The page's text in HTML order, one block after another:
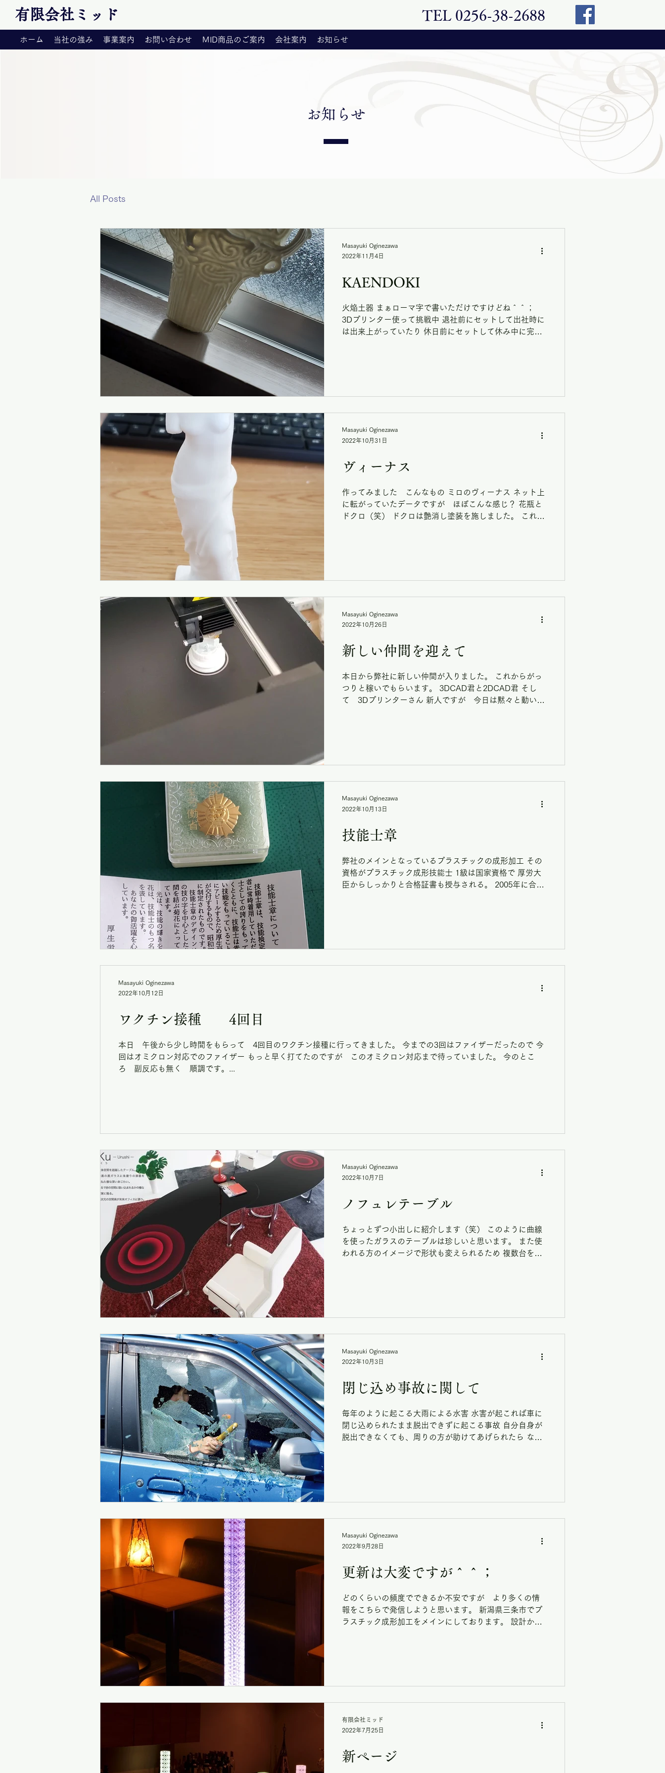
有限会社ミッド TEL 0256-38-2688
ホーム 当社の強み 事業案内 お問い合わせ ＭID商品のご案内 会社案内 お知らせ
お知らせ
All Posts
KAENDOKI
火焔土器 まぁローマ字で書いただけですけどね＾＾；
3Dプリンター使って挑戦中 退社前にセットして出社時に
は出来上がっていたり 休日前にセットして休み中に完成
Masayuki Oginezawa
2022年11月4日
ヴィーナス
作ってみました こんなもの ミロのヴィーナス ネット上
に転がっていたデータですが ほぼこんな感じ？ 花瓶と
ドクロ（笑） ドクロは艶消し塗装を施しました。 これか
Masayuki Oginezawa
2022年10月31日
新しい仲間を迎えて
本日から弊社に新しい仲間が入りました。 これからがっ
つりと稼いでもらいます。 3DCAD君と2DCAD君 そし
て 3Dプリンターさん 新人ですが 今日は黙々と動いて
Masayuki Oginezawa
2022年10月26日
技能士章
弊社のメインとなっているプラスチックの成形加工 その
資格がプラスチック成形技能士 1級は国家資格で 厚労大
臣からしっかりと合格証書も授与される。 2005年に合格
Masayuki Oginezawa
2022年10月13日
ワクチン接種 4回目
本日 午後から少し時間をもらって 4回目のワクチン接種に行ってきました。 今までの3回はファイザーだったので 今
回はオミクロン対応でのファイザー もっと早く打てたのですが このオミクロン対応まで待っていました。 今のとこ
ろ 副反応も無く 順調です。...
Masayuki Oginezawa
2022年10月12日
ノフュレテーブル
ちょっとずつ小出しに紹介します（笑） このように曲線
を使ったガラスのテーブルは珍しいと思います。 また使
われる方のイメージで形状も変えられるため 複数台を購
Masayuki Oginezawa
2022年10月7日
閉じ込め事故に関して
毎年のように起こる大雨による水害 水害が起これば車に
閉じ込められたまま脱出できずに起こる事故 自分自身が
脱出できなくても、周りの方が助けてあげられたら な
Masayuki Oginezawa
2022年10月3日
更新は大変ですが＾＾；
どのくらいの頻度でできるか不安ですが より多くの情
報をこちらで発信しようと思います。 新潟県三条市でプ
ラスチック成形加工をメインにしております。 設計から
Masayuki Oginezawa
2022年9月28日
新ページ
有限会社ミッド
2022年7月25日